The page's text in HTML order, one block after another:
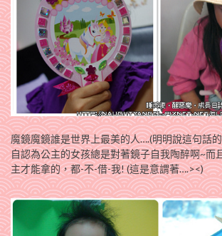
魔鏡魔鏡誰是世界上最美的人….(明明說這句話
自認為公主的女孩總是對著鏡子自我陶醉啊~而
主才能拿的，都-不-借-我! (這是意謂著….><)